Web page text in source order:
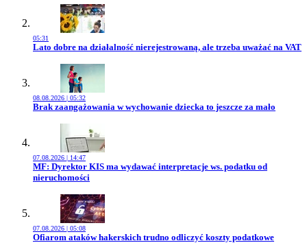
05:31
Przejdź do artykułu:
Lato dobre na działalność nierejestrowaną, ale trzeba uważać na VAT
08.08.2026 | 05:32
Przejdź do artykułu:
Brak zaangażowania w wychowanie dziecka to jeszcze za mało
07.08.2026 | 14:47
Przejdź do artykułu:
MF: Dyrektor KIS ma wydawać interpretacje ws. podatku od
nieruchomości
07.08.2026 | 05:08
Przejdź do artykułu:
Ofiarom ataków hakerskich trudno odliczyć koszty podatkowe